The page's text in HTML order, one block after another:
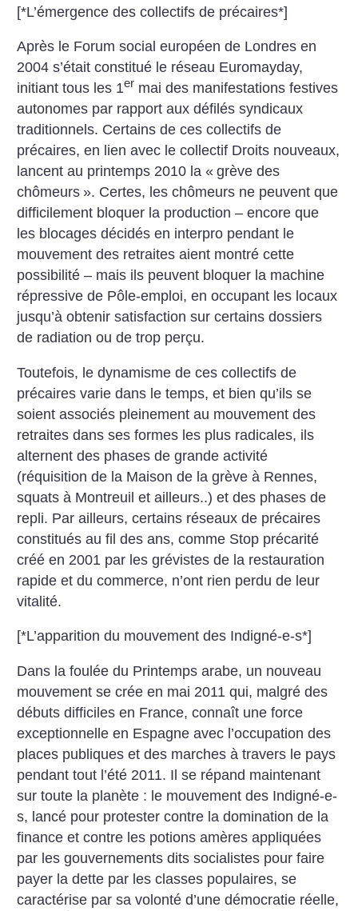
[*L’émergence des collectifs de précaires*]
Après le Forum social européen de Londres en
2004 s’était constitué le réseau Euromayday,
initiant tous les 1er mai des manifestations festives
autonomes par rapport aux défilés syndicaux
traditionnels. Certains de ces collectifs de
précaires, en lien avec le collectif Droits nouveaux,
lancent au printemps 2010 la « grève des
chômeurs ». Certes, les chômeurs ne peuvent que
difficilement bloquer la production – encore que
les blocages décidés en interpro pendant le
mouvement des retraites aient montré cette
possibilité – mais ils peuvent bloquer la machine
répressive de Pôle-emploi, en occupant les locaux
jusqu’à obtenir satisfaction sur certains dossiers
de radiation ou de trop perçu.
Toutefois, le dynamisme de ces collectifs de
précaires varie dans le temps, et bien qu’ils se
soient associés pleinement au mouvement des
retraites dans ses formes les plus radicales, ils
alternent des phases de grande activité
(réquisition de la Maison de la grève à Rennes,
squats à Montreuil et ailleurs..) et des phases de
repli. Par ailleurs, certains réseaux de précaires
constitués au fil des ans, comme Stop précarité
créé en 2001 par les grévistes de la restauration
rapide et du commerce, n’ont rien perdu de leur
vitalité.
[*L’apparition du mouvement des Indigné-e-s*]
Dans la foulée du Printemps arabe, un nouveau
mouvement se crée en mai 2011 qui, malgré des
débuts difficiles en France, connaît une force
exceptionnelle en Espagne avec l’occupation des
places publiques et des marches à travers le pays
pendant tout l’été 2011. Il se répand maintenant
sur toute la planète : le mouvement des Indigné-e-
s, lancé pour protester contre la domination de la
finance et contre les potions amères appliquées
par les gouvernements dits socialistes pour faire
payer la dette par les classes populaires, se
caractérise par sa volonté d’une démocratie réelle,